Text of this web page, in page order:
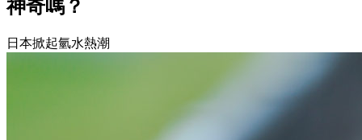
神奇嗎？
日本掀起氫水熱潮